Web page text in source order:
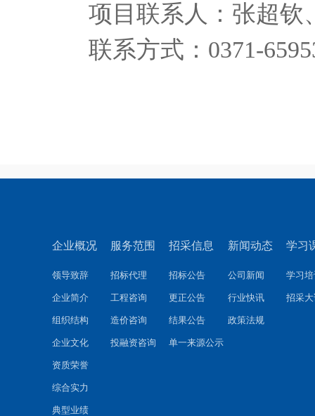
项目联系人：张超钦
联系方式：0371-
企业概况
领导致辞
企业简介
组织结构
企业文化
资质荣誉
综合实力
典型业绩
服务范围
招标代理
工程咨询
造价咨询
投融资咨询
招采信息
招标公告
更正公告
结果公告
单一来源公示
新闻动态
公司新闻
行业快讯
政策法规
学习
学习
招采